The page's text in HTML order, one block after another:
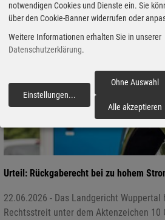
Urteil: Rückgaberecht bei zu hohem
22.06.2026 - Das Landgericht
Rechtsstreit unter dem Aktenzeichen 10
notwendigen Cookies und Dienste ein. Sie
über den Cookie-Banner widerrufen oder
Weitere Informationen erhalten Sie in unserer
Datenschutzerklärung.
Einstellungen...
Ohne Auswahl
Alle akzeptieren